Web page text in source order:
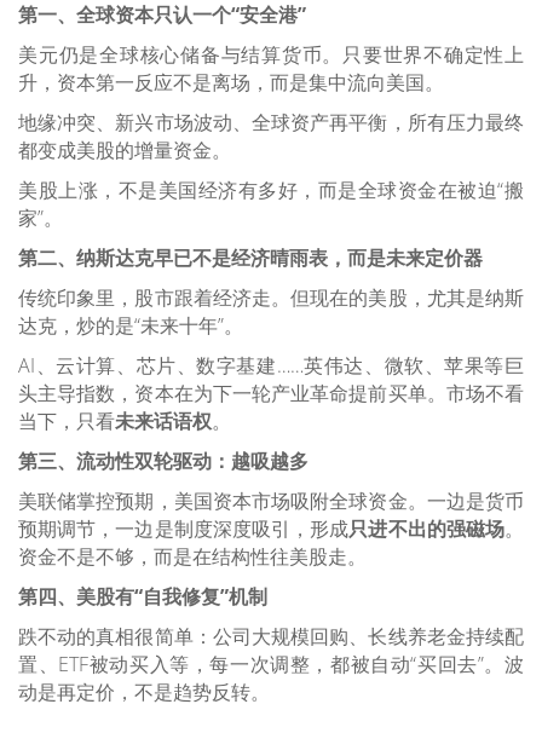
第一、全球资本只认一个“安全港”
美元仍是全球核心储备与结算货币。只要世界不确定性上
升，资本第一反应不是离场，而是集中流向美国。
地缘冲突、新兴市场波动、全球资产再平衡，所有压力最终
都变成美股的增量资金。
美股上涨，不是美国经济有多好，而是全球资金在被迫“搬
家”。
第二、纳斯达克早已不是经济晴雨表，而是未来定价器
传统印象里，股市跟着经济走。但现在的美股，尤其是纳斯
达克，炒的是“未来十年”。
AI、云计算、芯片、数字基建……英伟达、微软、苹果等巨
头主导指数，资本在为下一轮产业革命提前买单。 市场不看
当下，只看未来话语权。
第三、流动性双轮驱动：越吸越多
美联储掌控预期，美国资本市场吸附全球资金。一边是货币
预期调节，一边是制度深度吸引，形成只进不出的强磁场。
资金不是不够，而是在结构性往美股走。
第四、美股有“自我修复”机制
跌不动的真相很简单：公司大规模回购、长线养老金持续配
置、 ETF被动买入等，每一次调整，都被自动“买回去”。波
动是再定价，不是趋势反转。